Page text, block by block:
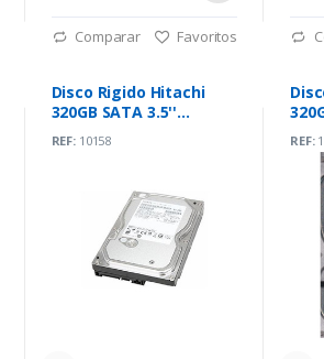
Comparar Favoritos
Disco Rigido Hitachi
320GB SATA 3.5''
REF:10158 REF: